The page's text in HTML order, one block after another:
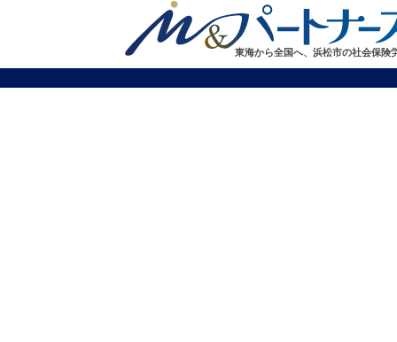
東海から全国へ、浜松市の社会保険